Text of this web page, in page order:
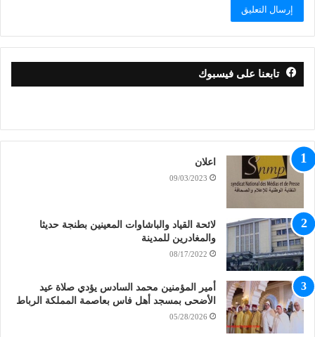
تابعنا على فيسبوك
اعلان
09/03/2023
لائحة القياد والباشاوات المعينين بطنجة حديثا
والمغادرين للمدينة
08/17/2022
أمير المؤمنين محمد السادس يؤدي صلاة عيد
الأضحى بمسجد أهل فاس بعاصمة المملكة الرباط
05/28/2026